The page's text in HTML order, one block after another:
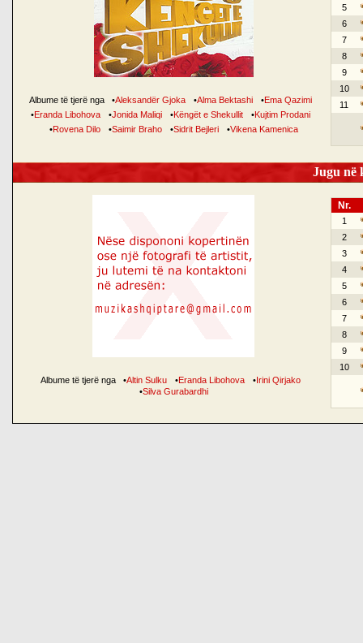
Albume të tjerë nga •Aleksandër Gjoka •Alma Bektashi •Ema Qazimi
•Eranda Libohova •Jonida Maliqi •Këngët e Shekullit •Kujtim Prodani
•Rovena Dilo •Saimir Braho •Sidrit Bejleri •Vikena Kamenica
5
6
7
8
9
10
11
Jugu në
Albume të tjerë nga •Altin Sulku •Eranda Libohova •Irini Qirjako
•Silva Gurabardhi
Nr.
1
2
3
4
5
6
7
8
9
10